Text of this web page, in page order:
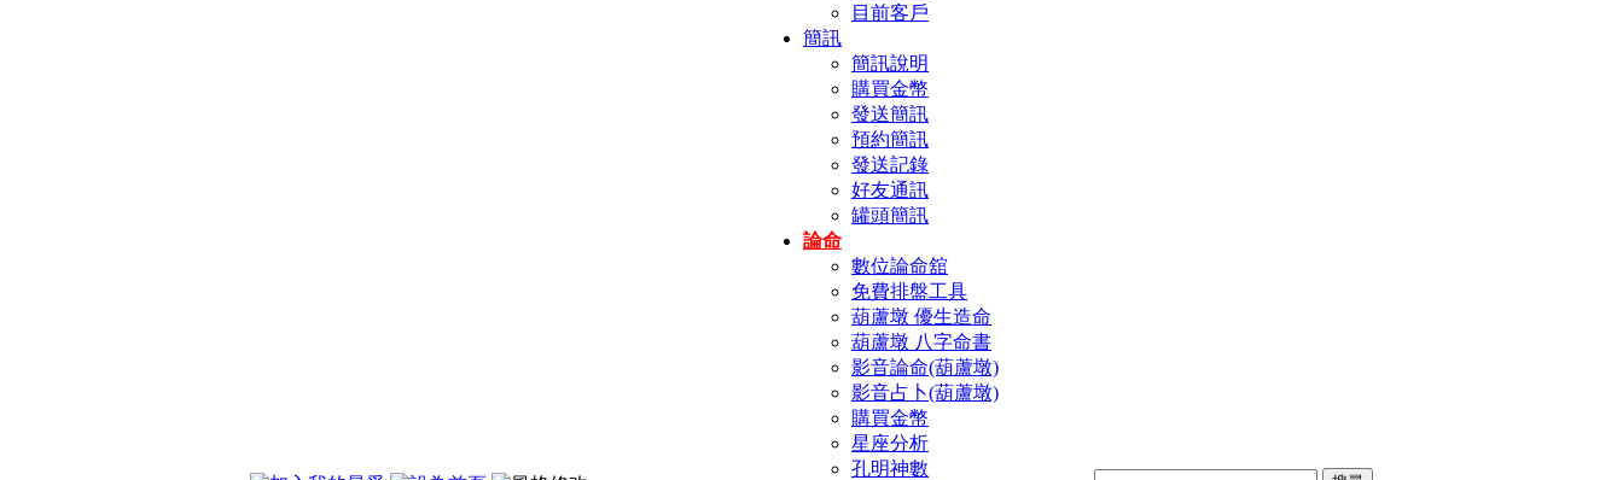
目前客戶
簡訊
簡訊說明
購買金幣
發送簡訊
預約簡訊
發送記錄
好友通訊
罐頭簡訊
論命
數位論命舘
免費排盤工具
葫蘆墩 優生造命
葫蘆墩 八字命書
影音論命(葫蘆墩)
影音占卜(葫蘆墩)
購買金幣
星座分析
孔明神數